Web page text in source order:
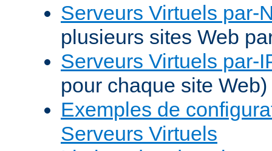
Serveurs Virtuels par-
plusieurs sites Web
Serveurs Virtuels par-
pour chaque site Web)
Exemples de
Serveurs Virtuels